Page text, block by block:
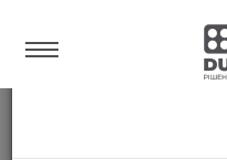
Мойки и
Смеситель
Язык магазина